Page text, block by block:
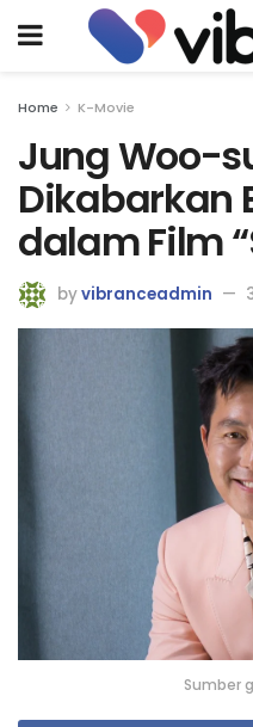
Home K-Movie
Jung Woo-
Dikabarkan
dalam Film
byvibranceadmin
Sumber